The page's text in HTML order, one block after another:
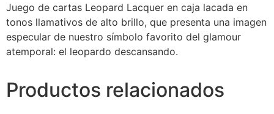
Juego de cartas Leopard Lacquer en caja lacada en
tonos llamativos de alto brillo, que presenta una imagen
especular de nuestro símbolo favorito del glamour
atemporal: el leopardo descansando.
Productos relacionados